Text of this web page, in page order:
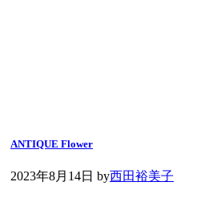
ANTIQUE Flower
2023年8月14日 by西田裕美子